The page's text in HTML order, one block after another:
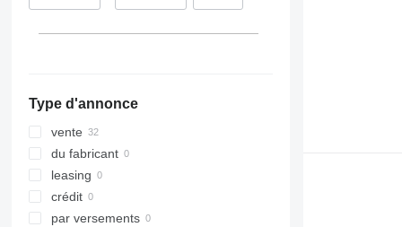
Type d'annonce
vente
du fabricant
leasing
crédit
par versements